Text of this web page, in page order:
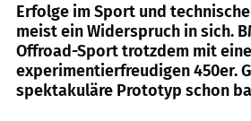
Erfolge im Sport und
meist ein Widerspruch in sich.
Offroad-Sport trotzdem mit
experimentierfreudigen 450er.
spektakuläre Prototyp schon